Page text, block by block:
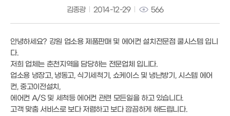
김종광 2014-12-29 566
안녕하세요? 강원 업소용 제품판매 및 에어컨 설치전문점 쿨시스템 입니
다.
저희 업체는 춘천지역을 담당하는 전문업체 입니다.
업소용 냉장고, 냉동고, 식기세척기, 쇼케이스 및 냉난방기, 시스템 에어
컨, 중고이전설치,
에어컨 A/S 및 세척등 에어컨 관련 모든일을 하고 있습니다.
고객 맞춤 서비스로 보다 저렴하고 보다 깜끔하게 해드립니다.